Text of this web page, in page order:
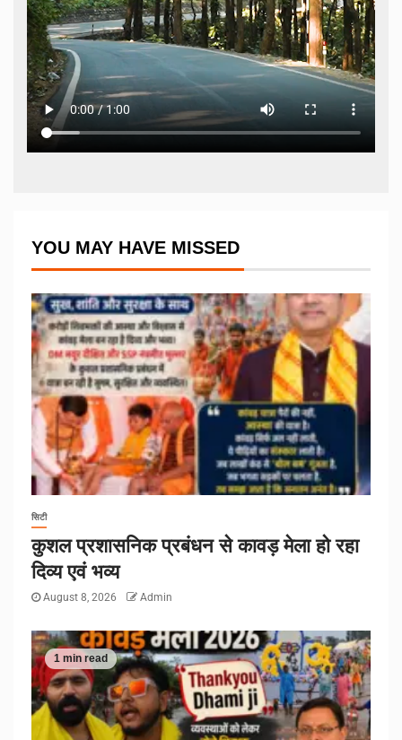
YOU MAY HAVE MISSED
सिटी
कुशल प्रशासनिक प्रबंधन से कावड़ मेला हो रहा
दिव्य एवं भव्य
August 8, 2026 Admin
1 min read